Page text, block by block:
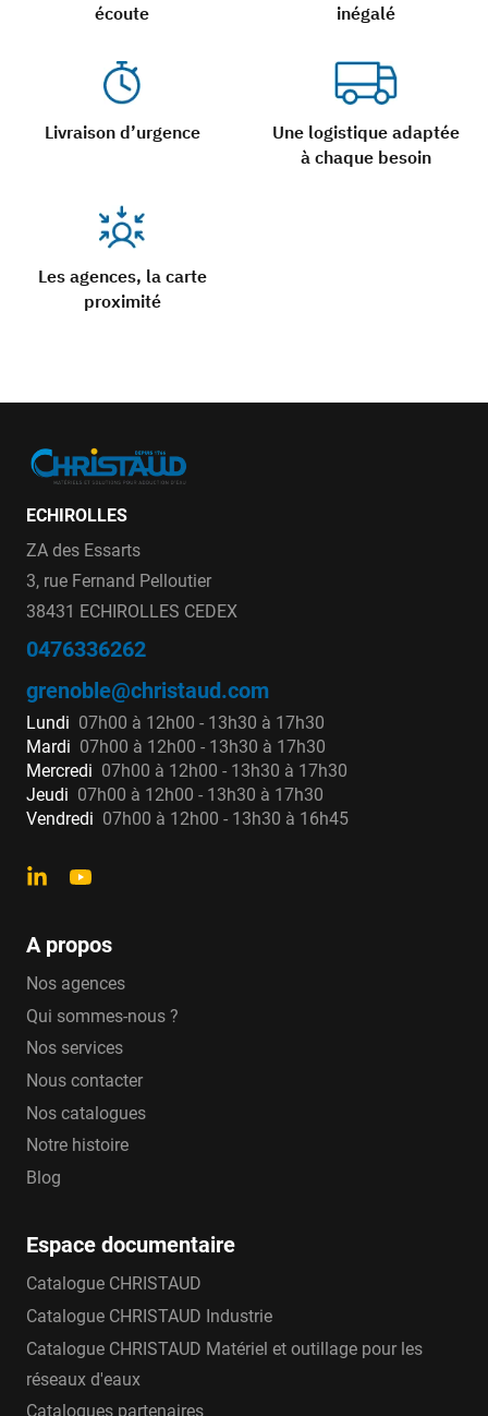
écoute
inégalé
Livraison d’urgence
Une logistique adaptée
à chaque besoin
Les agences, la carte
proximité
ECHIROLLES
ZA des Essarts
3, rue Fernand Pelloutier
38431 ECHIROLLES CEDEX
0476336262
grenoble@christaud.com
Lundi 07h00 à 12h00 - 13h30 à 17h30
Mardi 07h00 à 12h00 - 13h30 à 17h30
Mercredi 07h00 à 12h00 - 13h30 à 17h30
Jeudi 07h00 à 12h00 - 13h30 à 17h30
Vendredi 07h00 à 12h00 - 13h30 à 16h45
A propos
Nos agences
Qui sommes-nous ?
Nos services
Nous contacter
Nos catalogues
Notre histoire
Blog
Espace documentaire
Catalogue CHRISTAUD
Catalogue CHRISTAUD Industrie
Catalogue CHRISTAUD Matériel et outillage pour les
réseaux d'eaux
Catalogues partenaires